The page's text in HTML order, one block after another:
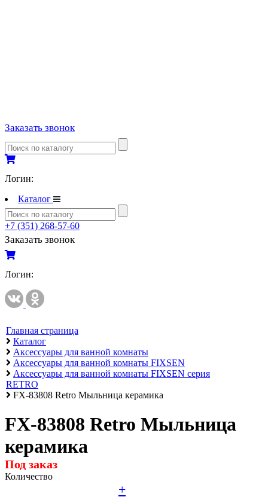
Заказать звонок
Логин:
Каталог
+7 (351) 268-57-60
Заказать звонок
Логин:
Главная страница
Каталог
Аксессуары для ванной комнаты
Аксессуары для ванной комнаты FIXSEN
Аксессуары для ванной комнаты FIXSEN серия
RETRO
FX-83808 Retro Мыльница керамика
FX-83808 Retro Мыльница
керамика
Под заказ
Количество
+
Полипропиленовые трубы и фитинги
Полипропиленовые трубы и фитинги
Полипропиленовые трубы и фитинги VALTEC
Полотенцесушители
Комплектующие к полотенцесушителям
Полотенцесушители водяные
Полотенцесушители электрические
Приборы учета и измерений
Комплектующие для приборов учета и измерений
Манометры и термометры
Счетчики газа
Радиаторы отопления
Аксессуары для радиаторов отопления
Алюминиевые радиаторы отопления
Биметаллические радиаторы отопления
Кронштейны для раковины
Пьедестал для раковин в ванную